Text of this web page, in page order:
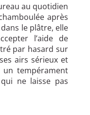
au quotidien
après
le plâtre, elle
l’aide de
par hasard sur
airs sérieux et
un tempérament
ne laisse pas